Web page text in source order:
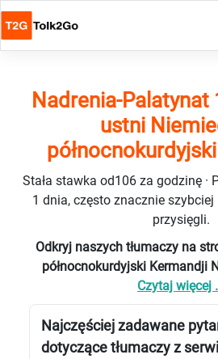
Nadrenia-Palatynat
ustni
Stała stawka od106 za godzinę ·
1 dnia, często znacznie szybciej
przysięgli.
Odkryj naszych tłumaczy na
północnokurdyjski Kermandji
Czytaj więcej
Najczęściej zadawane
dotyczące tłumaczy z